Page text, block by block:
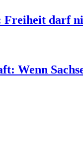
darf
Wenn